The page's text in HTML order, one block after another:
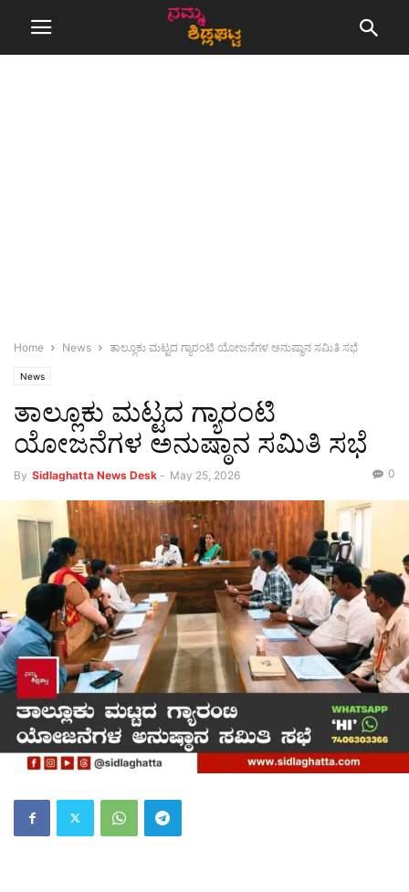
Home News ತಾಲ್ಲೂಕು ಮಟ್ಟದ ಗ್ಯಾರಂಟಿ ಯೋಜನೆಗಳ ಅನುಷ್ಠಾನ ಸಮಿತಿ ಸಭೆ
News
ತಾಲ್ಲೂಕು ಮಟ್ಟದ ಗ್ಯಾರಂಟಿ
ಯೋಜನೆಗಳ ಅನುಷ್ಠಾನ ಸಮಿತಿ ಸಭೆ
By Sidlaghatta News Desk - May 25, 2026 0